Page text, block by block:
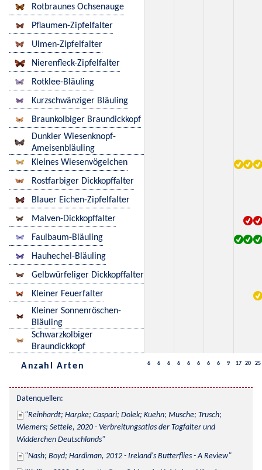
Rotbraunes Ochsenauge
Pflaumen-Zipfelfalter
Ulmen-Zipfelfalter
Nierenfleck-Zipfelfalter
Rotklee-Bläuling
Kurzschwänziger Bläuling
Braunkolbiger Braundickkopf
Dunkler Wiesenknopf-
Ameisenbläuling
Kleines Wiesenvögelchen
Rostfarbiger Dickkopffalter
Blauer Eichen-Zipfelfalter
Malven-Dickkopffalter
Faulbaum-Bläuling
Hauhechel-Bläuling
Gelbwürfeliger Dickkopffalter
Kleiner Feuerfalter
Kleiner Sonnenröschen-
Bläuling
Schwarzkolbiger
Braundickkopf
Anzahl Arten 6 6 6 6 6 6 6 6 9 17 20 25
Datenquellen:
Reinhardt; Harpke; Caspari; Dolek; Kuehn; Musche; Trusch;
Wiemers; Settele, 2020 - Verbreitungsatlas der Tagfalter und
Widderchen Deutschlands
Nash; Boyd; Hardiman, 2012 - Ireland's Butterflies - A Review